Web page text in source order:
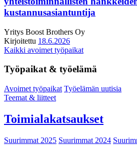
kustannusasiantuntija
Yritys Boost Brothers Oy
Kirjoitettu 18.6.2026
Kaikki avoimet työpaikat
Työpaikat & työelämä
Avoimet työpaikat Työelämän uutisia
Teemat & liitteet
Toimialakatsaukset
Suurimmat 2025 Suurimmat 2024